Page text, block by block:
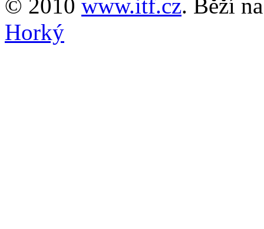
© 2010 www.itf.cz. Běží
Horký